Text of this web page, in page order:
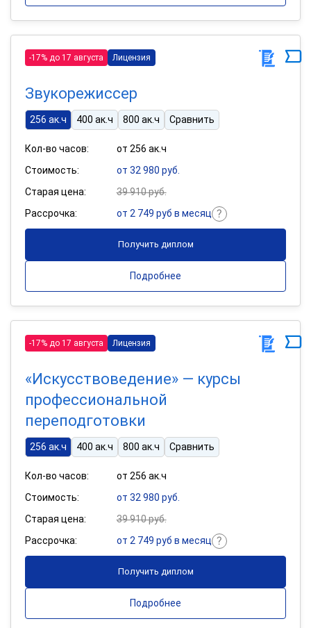
-17% до 17 августа Лицензия
Звукорежиссер
256 ак.ч 400 ак.ч 800 ак.ч Сравнить
Кол-во часов:
от 256 ак.ч
Стоимость:
от 32 980 руб.
Старая цена:
39 910 руб.
Рассрочка:
от 2 749 руб в месяц
Получить диплом
Подробнее
-17% до 17 августа Лицензия
«Искусствоведение» — курсы
профессиональной
переподготовки
256 ак.ч 400 ак.ч 800 ак.ч Сравнить
Кол-во часов:
от 256 ак.ч
Стоимость:
от 32 980 руб.
Старая цена:
39 910 руб.
Рассрочка:
от 2 749 руб в месяц
Получить диплом
Подробнее